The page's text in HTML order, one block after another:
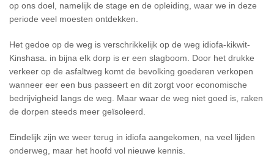
op ons doel, namelijk de stage en de opleiding, waar we in deze
periode veel moesten ontdekken.
Het gedoe op de weg is verschrikkelijk op de weg idiofa-kikwit-
Kinshasa. in bijna elk dorp is er een slagboom. Door het drukke
verkeer op de asfaltweg komt de bevolking goederen verkopen
wanneer eer een bus passeert en dit zorgt voor economische
bedrijvigheid langs de weg. Maar waar de weg niet goed is, raken
de dorpen steeds meer geïsoleerd.
Eindelijk zijn we weer terug in idiofa aangekomen, na veel lijden
onderweg, maar het hoofd vol nieuwe kennis.